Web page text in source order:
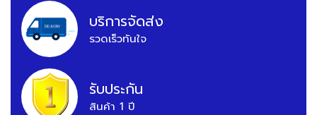
บริการจัดส่ง
รวดเร็วทันใจ
รับประกัน
สินค้า 1 ปี